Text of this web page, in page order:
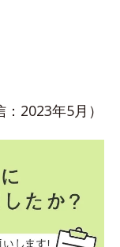
2023年5月）